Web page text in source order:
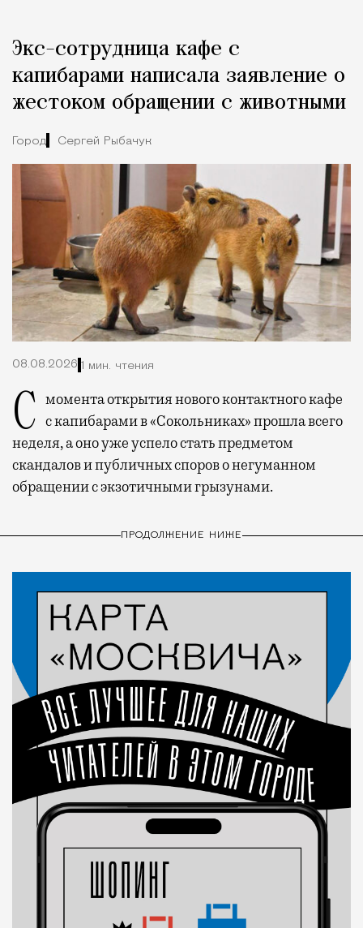
Город
Экс-сотрудница кафе с
капибарами написала заявление о
жестоком обращении с животными
Город Сергей Рыбачук
08.08.2026 1 мин. чтения
С момента открытия нового контактного кафе с капибарами в «Сокольниках» прошла всего
неделя, а оно уже успело стать предметом
скандалов и публичных споров о негуманном
обращении с экзотичными грызунами.
ПРОДОЛЖЕНИЕ НИЖЕ